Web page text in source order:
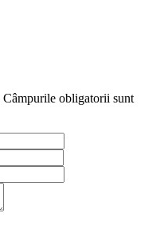
Câmpurile obligatorii sunt